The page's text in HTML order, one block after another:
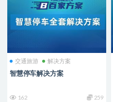
交通旅游 解决方案
智慧停车解决方案
162 259